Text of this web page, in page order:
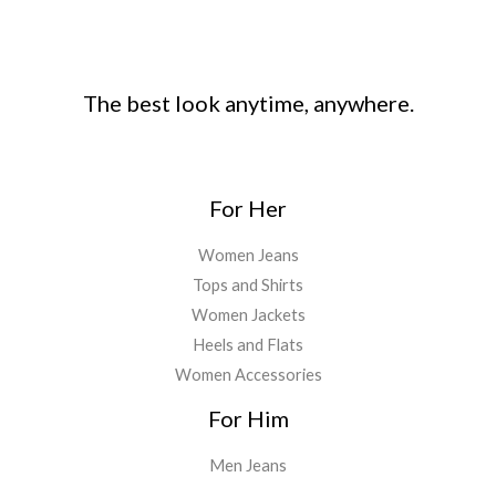
The best look anytime, anywhere.
For Her
Women Jeans
Tops and Shirts
Women Jackets
Heels and Flats
Women Accessories
For Him
Men Jeans